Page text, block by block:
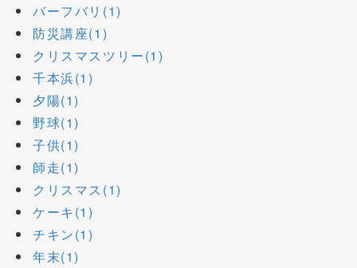
バーフバリ(1)
防災講座(1)
クリスマスツリー(1)
千本浜(1)
夕陽(1)
野球(1)
子供(1)
師走(1)
クリスマス(1)
ケーキ(1)
チキン(1)
年末(1)